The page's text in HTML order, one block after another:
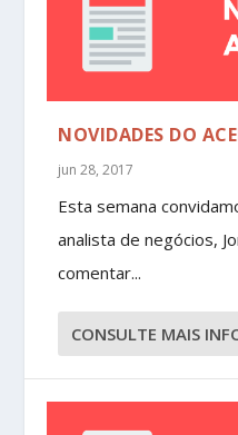
NOVIDADES DO
jun 28, 2017
Esta semana
analista de negócios,
comentar...
CONSULTE MAIS